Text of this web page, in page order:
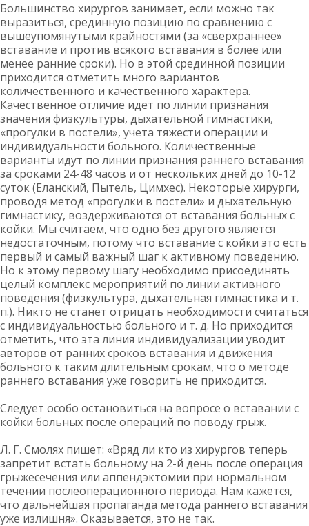
Большинство хирургов занимает, если можно так
выразиться, срединную позицию по сравнению с
вышеупомянутыми крайностями (за «сверхраннее»
вставание и против всякого вставания в более или
менее ранние сроки). Но в этой срединной позиции
приходится отметить много вариантов
количественного и качественного характера.
Качественное отличие идет по линии признания
значения физкультуры, дыхательной гимнастики,
«прогулки в постели», учета тяжести операции и
индивидуальности больного. Количественные
варианты идут по линии признания раннего вставания
за сроками 24-48 часов и от нескольких дней до 10-12
суток (Еланский, Пытель, Цимхес). Некоторые хирурги,
проводя метод «прогулки в постели» и дыхательную
гимнастику, воздерживаются от вставания больных с
койки. Мы считаем, что одно без другого является
недостаточным, потому что вставание с койки это есть
первый и самый важный шаг к активному поведению.
Но к этому первому шагу необходимо присоединять
целый комплекс мероприятий по линии активного
поведения (физкультура, дыхательная гимнастика и т.
п.). Никто не станет отрицать необходимости считаться
с индивидуальностью больного и т. д. Но приходится
отметить, что эта линия индивидуализации уводит
авторов от ранних сроков вставания и движения
больного к таким длительным срокам, что о методе
раннего вставания уже говорить не приходится.
Следует особо остановиться на вопросе о вставании с
койки больных после операций по поводу грыж.
Л. Г. Смолях пишет: «Вряд ли кто из хирургов теперь
запретит встать больному на 2-й день после операция
грыжесечения или аппендэктомии при нормальном
течении послеоперационного периода. Нам кажется,
что дальнейшая пропаганда метода раннего вставания
уже излишня». Оказывается, это не так.